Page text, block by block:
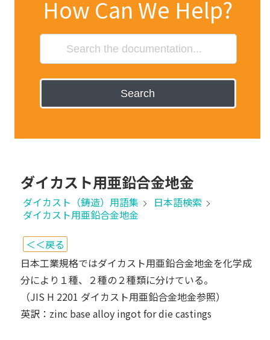
How Can We Help?
Search
ダイカスト用亜鉛合金地金
ダイカスト（鋳造）用語集
日本語検索
ダイカスト用亜鉛合金地金
＜＜戻る
日本工業規格ではダイカスト用亜鉛合金地金を化学成
分により１種、２種の２種類に分けている。
（JIS H 2201 ダイカスト用亜鉛合金地金参照）
英訳：zinc base alloy ingot for die castings